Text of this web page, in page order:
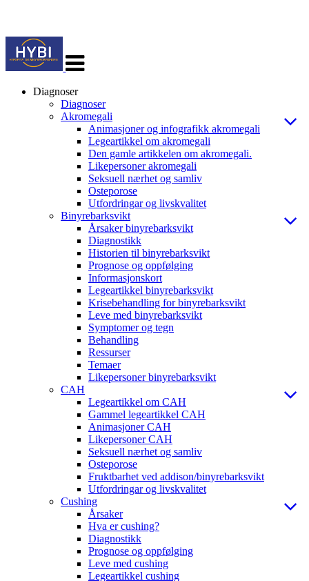
navigasjon
Diagnoser
Diagnoser
Akromegali
Animasjoner og infografikk akromegali
Legeartikkel om akromegali
Den gamle artikkelen om akromegali.
Likepersoner akromegali
Seksuell nærhet og samliv
Osteporose
Utfordringar og livskvalitet
Binyrebarksvikt
Årsaker binyrebarksvikt
Diagnostikk
Historien til binyrebarksvikt
Prognose og oppfølging
Informasjonskort
Legeartikkel binyrebarksvikt
Krisebehandling for binyrebarksvikt
Leve med binyrebarksvikt
Symptomer og tegn
Behandling
Ressurser
Temaer
Likepersoner binyrebarksvikt
CAH
Legeartikkel om CAH
Gammel legeartikkel CAH
Animasjoner CAH
Likepersoner CAH
Seksuell nærhet og samliv
Osteporose
Fruktbarhet ved addison/binyrebarksvikt
Utfordringar og livskvalitet
Cushing
Årsaker
Hva er cushing?
Diagnostikk
Prognose og oppfølging
Leve med cushing
Legeartikkel cushing